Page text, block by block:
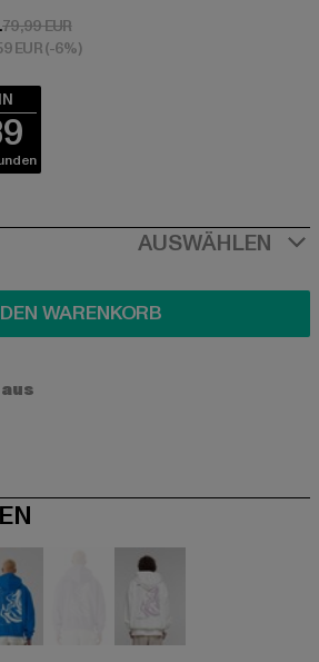
EUR
79,99 EURAktionspreis: 79,99 EUR
EUR(-6%)
AUSWÄHLEN
WARENKORB